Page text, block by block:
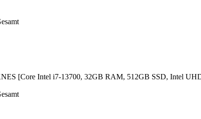
[Core Intel i7-13700, 32GB RAM, 512GB SSD, Intel